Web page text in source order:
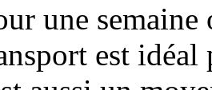
une
est idéal